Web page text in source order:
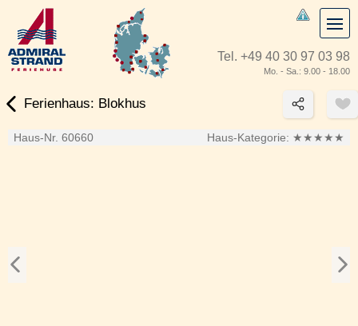
Tel. +49 40 30 97 03 98
Mo. - Sa.: 9.00 - 18.00
Ferienhaus: Blokhus
Haus-Nr. 60660 Haus-Kategorie: ★★★★★